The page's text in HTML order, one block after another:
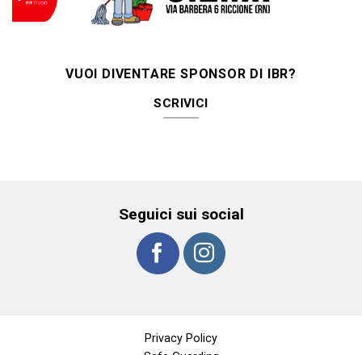
VUOI DIVENTARE SPONSOR DI IBR?
SCRIVICI
Seguici sui social
Privacy Policy